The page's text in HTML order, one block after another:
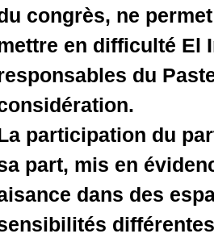
du
mettre
La
sa part,
aisance